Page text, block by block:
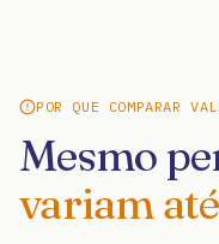
POR QUE COMPARAR
Mesmo
variam até